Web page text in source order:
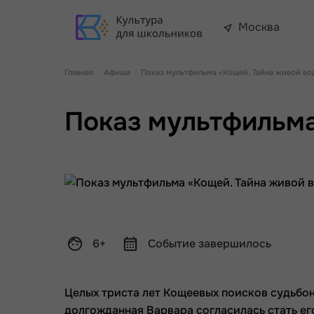
Москва
Главная Афиша Показ мультфильма «Кощей. Тайна живой
Показ
6+ Событие завершилось
Целых триста лет Кощеевых поисков
долгожданная Варвара согласилась стать